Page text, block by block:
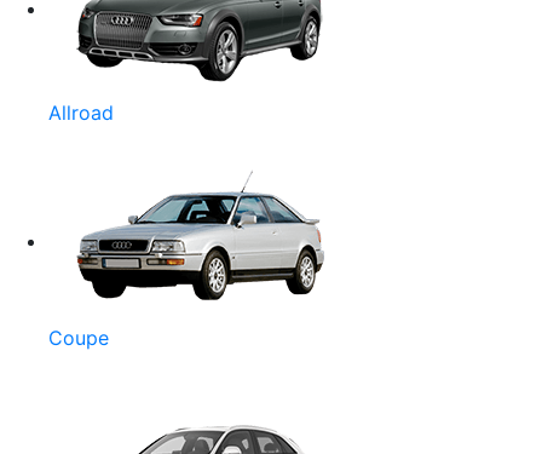
Allroad
Coupe